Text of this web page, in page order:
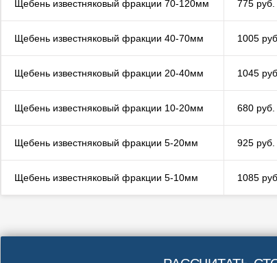
Щебень известняковый фракции 70-120мм 775 руб.
Щебень известняковый фракции 40-70мм 1005 руб.
Щебень известняковый фракции 20-40мм 1045 руб.
Щебень известняковый фракции 10-20мм 680 руб.
Щебень известняковый фракции 5-20мм 925 руб.
Щебень известняковый фракции 5-10мм 1085 руб.